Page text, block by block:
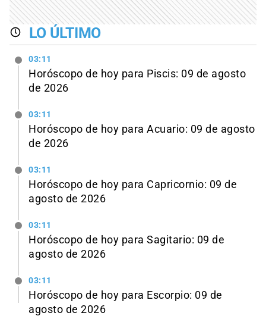
LO ÚLTIMO
03:11
Horóscopo de hoy para Piscis: 09 de agosto
de 2026
03:11
Horóscopo de hoy para Acuario: 09 de agosto
de 2026
03:11
Horóscopo de hoy para Capricornio: 09 de
agosto de 2026
03:11
Horóscopo de hoy para Sagitario: 09 de
agosto de 2026
03:11
Horóscopo de hoy para Escorpio: 09 de
agosto de 2026